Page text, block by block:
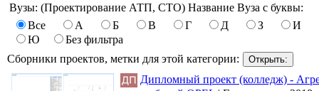
Вузы: (Проектирование АТП, СТО) Название Вуза с буквы:
Все
А Б В Г Д З
И
Ю
Без фильтра
Сборники проектов, метки для этой категории:
Дипломный проект (колледж) -